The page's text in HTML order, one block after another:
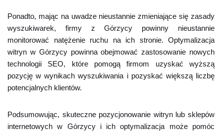
Ponadto, mając na uwadze nieustannie zmieniające się zasady
wyszukiwarek, firmy z Górzycy powinny nieustannie
monitorować natężenie ruchu na ich stronie. Optymalizacja
witryn w Górzycy powinna obejmować zastosowanie nowych
technologii SEO, które pomogą firmom uzyskać wyższą
pozycję w wynikach wyszukiwania i pozyskać większą liczbę
potencjalnych klientów.
Podsumowując, skuteczne pozycjonowanie witryn lub sklepów
internetowych w Górzycy i ich optymalizacja może pomóc